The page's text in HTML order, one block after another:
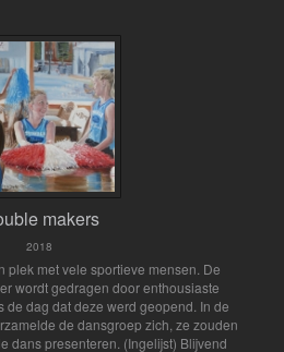
makers
2018
plek met vele sportieve mensen. De
wordt gedragen door enthousiaste
de dag dat deze werd geopend. In de
de dansgroep zich, ze zouden
dans presenteren. (Ingelijst) Blijvend